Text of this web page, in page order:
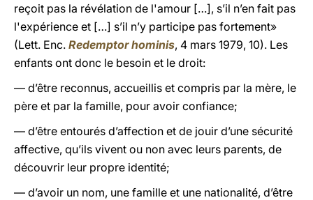
reçoit pas la révélation de l'amour […], s’il n’en fait pas
l'expérience et […] s’il n’y participe pas fortement»
(Lett. Enc. Redemptor hominis, 4 mars 1979, 10). Les
enfants ont donc le besoin et le droit:
— d’être reconnus, accueillis et compris par la mère, le
père et par la famille, pour avoir confiance;
— d’être entourés d’affection et de jouir d’une sécurité
affective, qu’ils vivent ou non avec leurs parents, de
découvrir leur propre identité;
— d’avoir un nom, une famille et une nationalité, d’être